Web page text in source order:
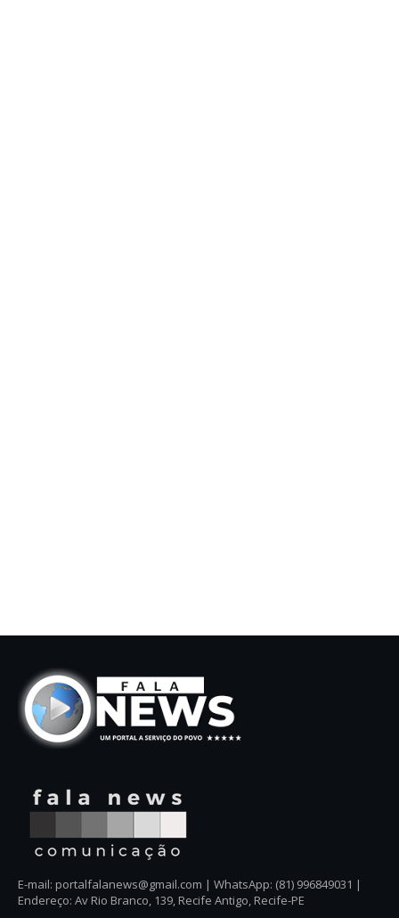
E-mail: portalfalanews@gmail.com | WhatsApp: (81) 996849031 |
Endereço: Av Rio Branco, 139, Recife Antigo, Recife-PE